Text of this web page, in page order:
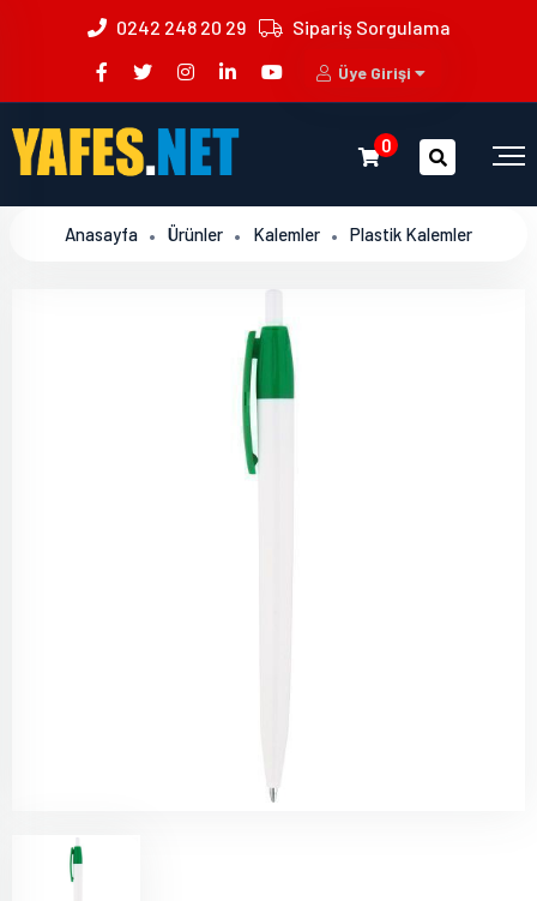
0242 248 20 29 Sipariş Sorgulama
Üye Girişi
0
Anasayfa Ürünler Kalemler Plastik Kalemler